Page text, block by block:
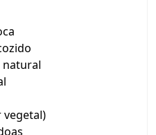
natural
vegetal)